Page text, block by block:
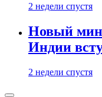
2 недели спустя
Новый
Индии
2 недели спустя